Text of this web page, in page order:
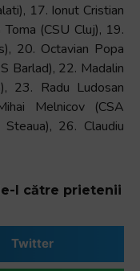
17. Ionut Cristian
(CSU Cluj), 19.
20. Octavian Popa
Barlad), 22. Madalin
23. Radu Ludosan
Melnicov (CSA
26. Claudiu
l către prietenii
Twitter